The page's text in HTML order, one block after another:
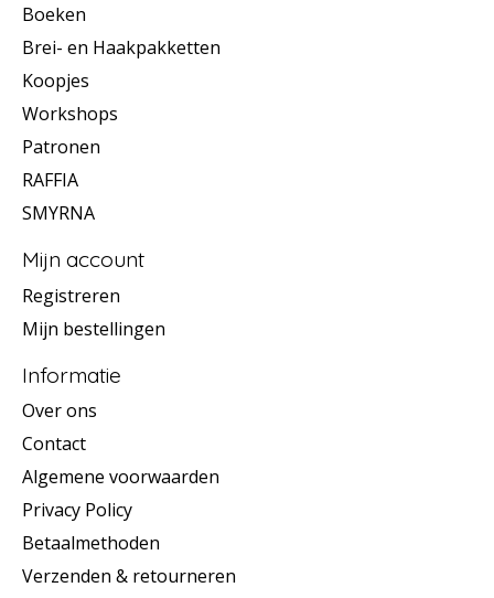
Boeken
Brei- en Haakpakketten
Koopjes
Workshops
Patronen
RAFFIA
SMYRNA
Mijn account
Registreren
Mijn bestellingen
Informatie
Over ons
Contact
Algemene voorwaarden
Privacy Policy
Betaalmethoden
Verzenden & retourneren